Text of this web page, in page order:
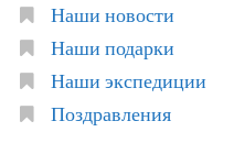
Наши новости
Наши подарки
Наши экспедиции
Поздравления